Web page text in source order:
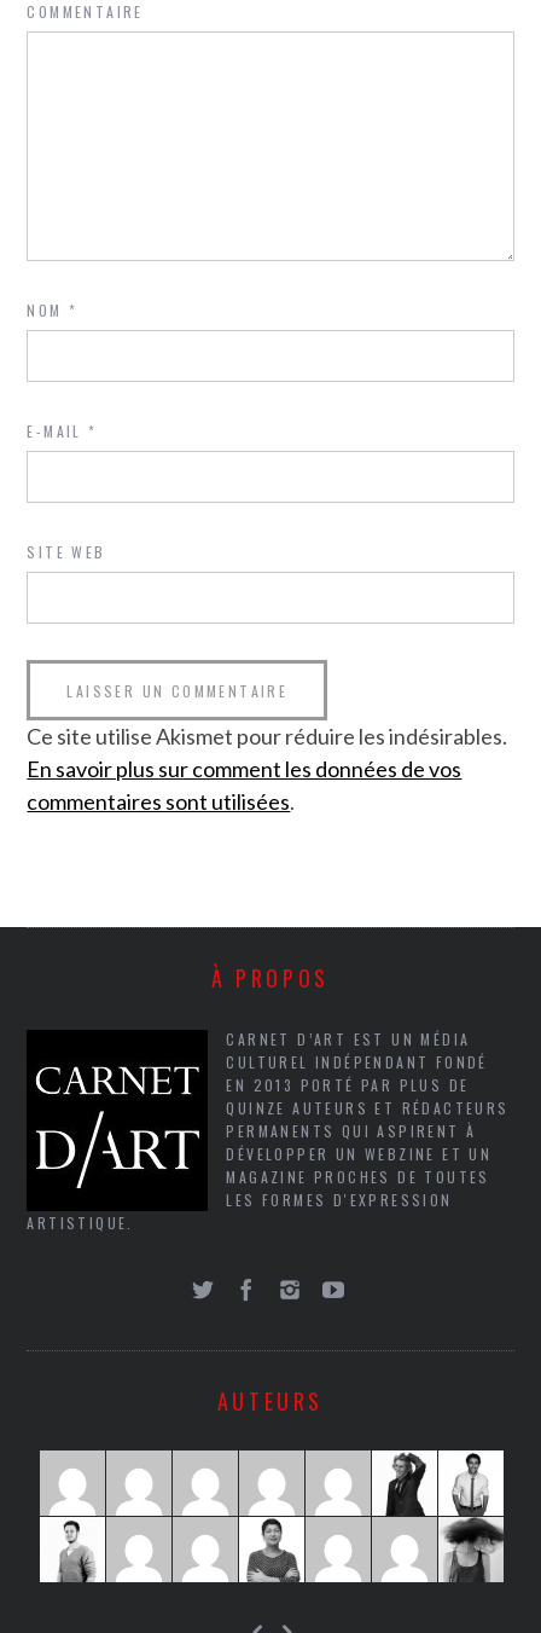
COMMENTAIRE
NOM*
E-MAIL*
SITE WEB
Ce site utilise Akismet pour réduire les indésirables.
En savoir plus sur comment les données de vos
commentaires sont utilisées.
À PROPOS
CARNET D’ART EST UN MÉDIA
CULTUREL INDÉPENDANT FONDÉ
EN 2013 PORTÉ PAR PLUS DE
QUINZE AUTEURS ET RÉDACTEURS
PERMANENTS QUI ASPIRENT À
DÉVELOPPER UN WEBZINE ET UN
MAGAZINE PROCHES DE TOUTES
LES FORMES D'EXPRESSION
ARTISTIQUE.
AUTEURS